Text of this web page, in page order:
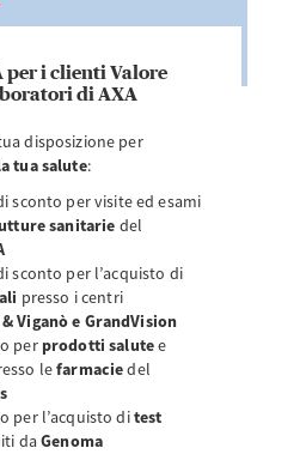
per i clienti Valore
di AXA
disposizione per
tua salute:
sconto per visite ed esami
sanitarie del
sconto per l’acquisto di
presso i centri
Viganò e GrandVision
per prodotti salutee
lefarmaciedel
per l’acquisto ditest
daGenoma